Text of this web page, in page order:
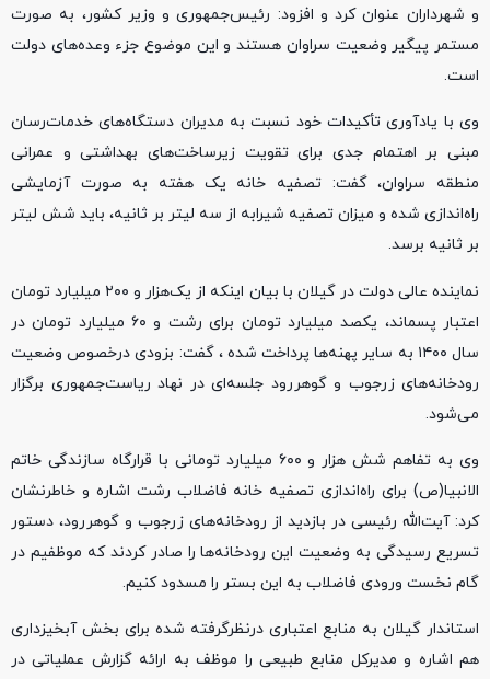
و شهرداران عنوان کرد و افزود: رئیس‌جمهوری و وزیر کشور، به صورت
مستمر پیگیر وضعیت سراوان هستند و این موضوع جزء وعده‌های دولت
است.
وی با یادآوری تأکیدات خود نسبت به مدیران دستگاه‌های خدمات‌رسان
مبنی بر اهتمام جدی برای تقویت زیرساخت‌های بهداشتی و عمرانی
منطقه سراوان، گفت: تصفیه خانه یک هفته به صورت آزمایشی
راه‌اندازی شده و میزان تصفیه شیرابه از سه لیتر بر ثانیه، باید شش لیتر
بر ثانیه برسد.
نماینده عالی دولت در گیلان با بیان اینکه از یک‌هزار و ۲۰۰ میلیارد تومان
اعتبار پسماند، یکصد میلیارد تومان برای رشت و ۶۰ میلیارد تومان در
سال ۱۴۰۰ به سایر پهنه‌ها پرداخت شده ، گفت: بزودی درخصوص وضعیت
رودخانه‌های زرجوب و گوهررود جلسه‌ای در نهاد ریاست‌جمهوری برگزار
می‌شود.
وی به تفاهم شش هزار و ۶۰۰ میلیارد تومانی با قرارگاه سازندگی خاتم
الانبیا(ص) برای راه‌اندازی تصفیه خانه فاضلاب رشت اشاره و خاطرنشان
کرد: آیت‌الله رئیسی در بازدید از رودخانه‌های زرجوب و گوهررود، دستور
تسریع رسیدگی به وضعیت این رودخانه‌ها را صادر کردند که موظفیم در
گام نخست ورودی فاضلاب به این بستر را مسدود کنیم.
استاندار گیلان به منابع اعتباری درنظرگرفته شده برای بخش آبخیزداری
هم اشاره و مدیرکل منابع طبیعی را موظف به ارائه گزارش عملیاتی در